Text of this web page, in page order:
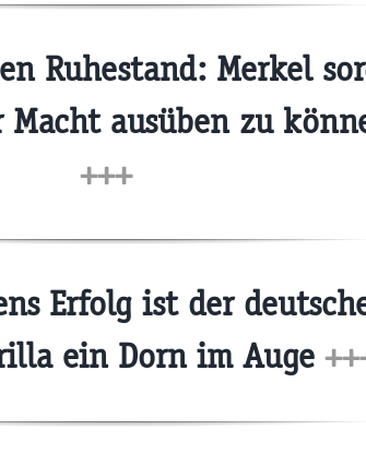
Ruhestand: Merkel
ausüben zu
+++
Erfolg ist der
ein Dorn im Auge